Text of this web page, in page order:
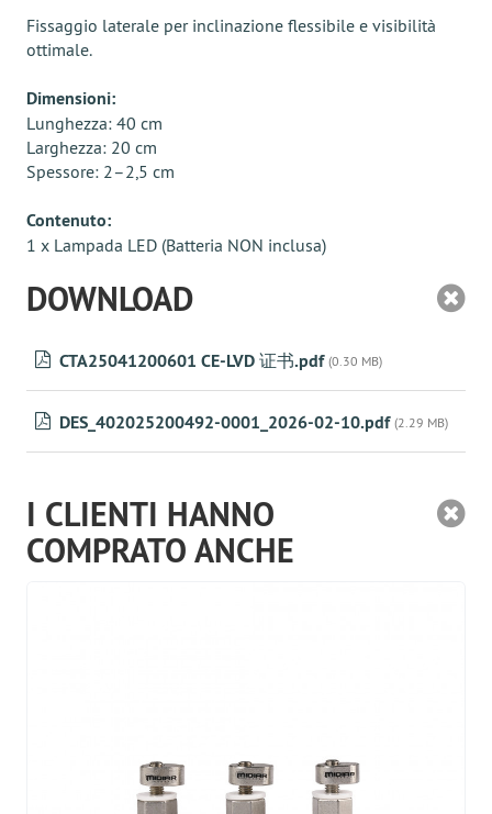
Fissaggio laterale per inclinazione flessibile e visibilità
ottimale.
Dimensioni:
Lunghezza: 40 cm
Larghezza: 20 cm
Spessore: 2–2,5 cm
Contenuto:
1 x Lampada LED (Batteria NON inclusa)
DOWNLOAD
CTA25041200601 CE-LVD 证书.pdf (0.30 MB)
DES_402025200492-0001_2026-02-10.pdf (2.29 MB)
I CLIENTI HANNO
COMPRATO ANCHE